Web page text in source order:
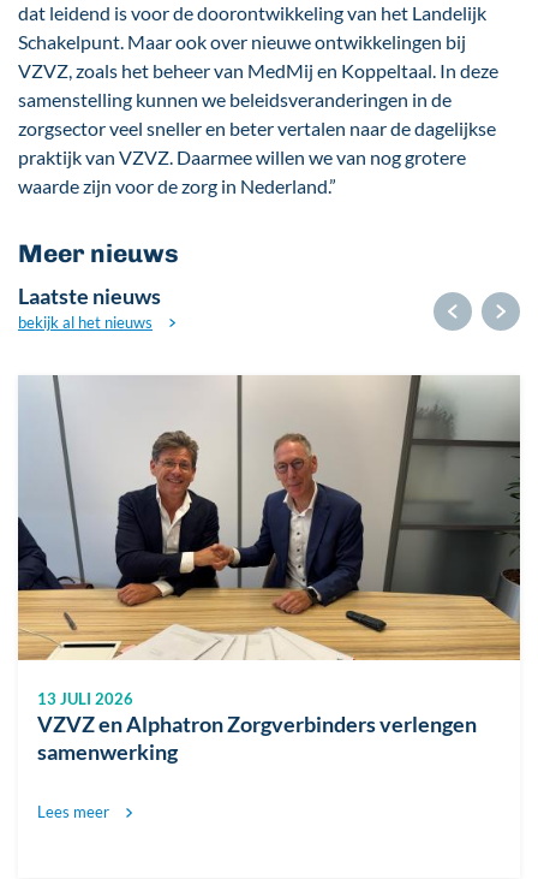
dat leidend is voor de doorontwikkeling van het Landelijk
Schakelpunt. Maar ook over nieuwe ontwikkelingen bij
VZVZ, zoals het beheer van MedMij en Koppeltaal. In deze
samenstelling kunnen we beleidsveranderingen in de
zorgsector veel sneller en beter vertalen naar de dagelijkse
praktijk van VZVZ. Daarmee willen we van nog grotere
waarde zijn voor de zorg in Nederland.”
Meer nieuws
Laatste nieuws
bekijk al het nieuws
09 JULI 2026
Nieuwe focus VZVZ